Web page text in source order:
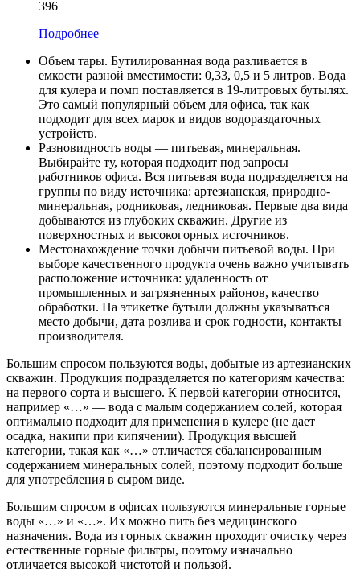
396
Подробнее
Объем тары. Бутилированная вода разливается в
емкости разной вместимости: 0,33, 0,5 и 5 литров. Вода
для кулера и помп поставляется в 19-литровых бутылях.
Это самый популярный объем для офиса, так как
подходит для всех марок и видов водораздаточных
устройств.
Разновидность воды — питьевая, минеральная.
Выбирайте ту, которая подходит под запросы
работников офиса. Вся питьевая вода подразделяется на
группы по виду источника: артезианская, природно-
минеральная, родниковая, ледниковая. Первые два вида
добываются из глубоких скважин. Другие из
поверхностных и высокогорных источников.
Местонахождение точки добычи питьевой воды. При
выборе качественного продукта очень важно учитывать
расположение источника: удаленность от
промышленных и загрязненных районов, качество
обработки. На этикетке бутыли должны указываться
место добычи, дата розлива и срок годности, контакты
производителя.
Большим спросом пользуются воды, добытые из артезианских
скважин. Продукция подразделяется по категориям качества:
на первого сорта и высшего. К первой категории относится,
например «…» — вода с малым содержанием солей, которая
оптимально подходит для применения в кулере (не дает
осадка, накипи при кипячении). Продукция высшей
категории, такая как «…» отличается сбалансированным
содержанием минеральных солей, поэтому подходит больше
для употребления в сыром виде.
Большим спросом в офисах пользуются минеральные горные
воды «…» и «…». Их можно пить без медицинского
назначения. Вода из горных скважин проходит очистку через
естественные горные фильтры, поэтому изначально
отличается высокой чистотой и пользой.